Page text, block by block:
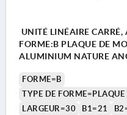
UNITÉ LINÉAIRE
FORME:B PLAQUE DE
ALUMINIUM NATURE
FORME=B
TYPE DE
LARGEUR=30
B1=21